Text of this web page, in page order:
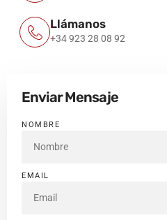
Llámanos
+34 923 28 08 92
Enviar Mensaje
NOMBRE
EMAIL